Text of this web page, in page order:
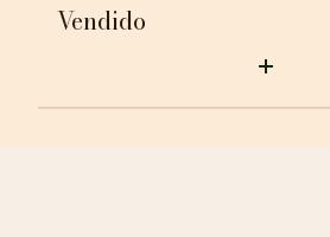
Vendido